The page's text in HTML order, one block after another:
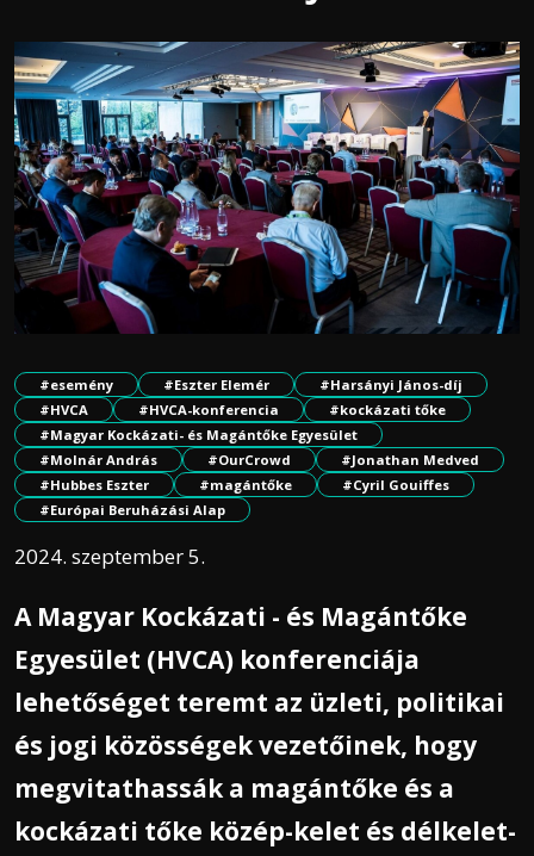
#esemény #Eszter Elemér
#Harsányi János-díj
#HVCA
#HVCA-konferencia
#kockázati tőke
#Magyar Kockázati- és Magántőke Egyesület
#Molnár András
#OurCrowd
#Jonathan Medved
#Hubbes Eszter
#magántőke
#Cyril Gouiffes
#Európai Beruházási Alap
2024. szeptember 5.
A Magyar Kockázati - és Magántőke
Egyesület (HVCA) konferenciája
lehetőséget teremt az üzleti, politikai
és jogi közösségek vezetőinek, hogy
megvitathassák a magántőke és a
kockázati tőke közép-kelet és délkelet-